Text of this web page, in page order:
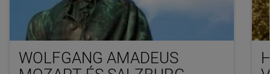
WOLFGANG AMADEUS